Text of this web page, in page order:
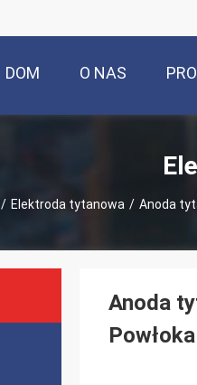
DOM O NAS
/ Elektroda tytanowa / Anoda
Anoda